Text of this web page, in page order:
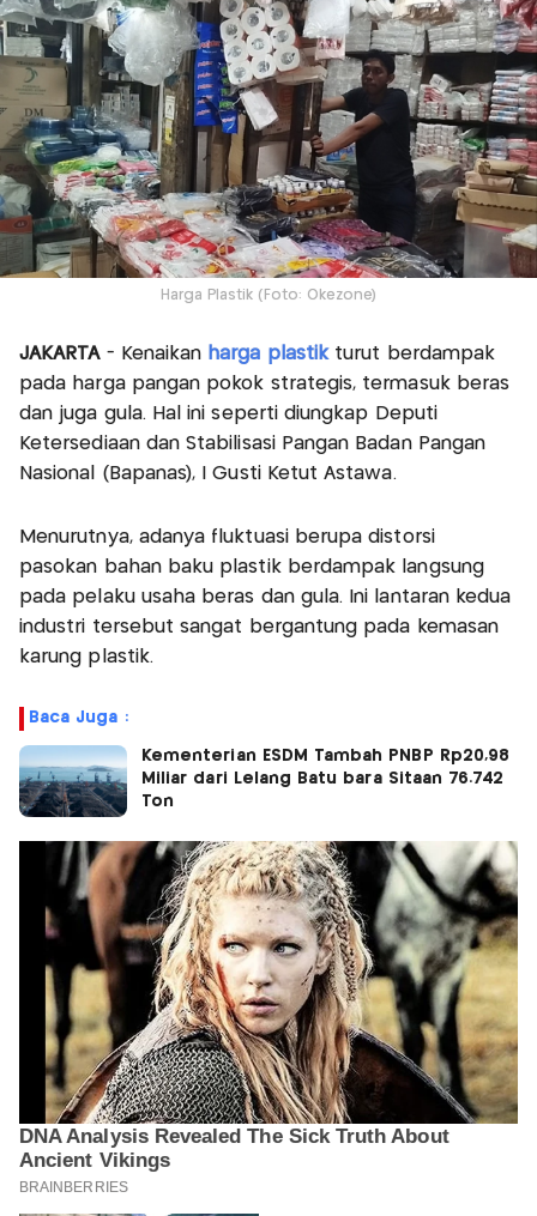
Harga Plastik (Foto: Okezone)
JAKARTA- Kenaikan harga plastikturut berdampak
pada harga pangan pokok strategis, termasuk beras
dan juga gula. Hal ini seperti diungkap Deputi
Ketersediaan dan Stabilisasi Pangan Badan Pangan
Nasional (Bapanas), I Gusti Ketut Astawa.
Menurutnya, adanya fluktuasi berupa distorsi
pasokan bahan baku plastik berdampak langsung
pada pelaku usaha beras dan gula. Ini lantaran kedua
industri tersebut sangat bergantung pada kemasan
karung plastik.
Baca Juga :
Kementerian ESDM Tambah PNBP Rp20,98
Miliar dari Lelang Batu bara Sitaan 76.742
Ton